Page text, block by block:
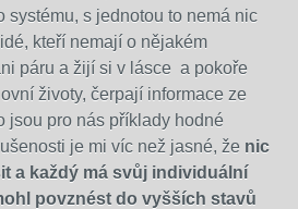
s jednotou to nemá nic
kteří nemají o nějakém
páru a žijí si v lásce a pokoře
životy, čerpají informace ze
jsou pro nás příklady hodné
je mi víc než jasné, že nic
a každý má svůj individuální
povznést do vyšších stavů